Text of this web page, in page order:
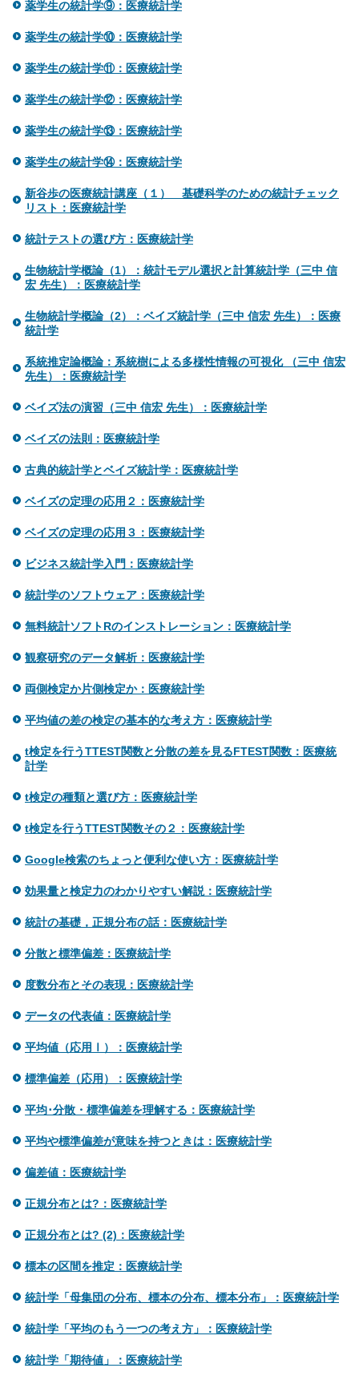
薬学生の統計学⑨：医療統計学
薬学生の統計学⑩：医療統計学
薬学生の統計学⑪：医療統計学
薬学生の統計学⑫：医療統計学
薬学生の統計学⑬：医療統計学
薬学生の統計学⑭：医療統計学
新谷歩の医療統計講座（１） 基礎科学のための統計チェック
リスト：医療統計学
統計テストの選び方：医療統計学
生物統計学概論（1）：統計モデル選択と計算統計学（三中 信
宏 先生）：医療統計学
生物統計学概論（2）：ベイズ統計学（三中 信宏 先生）：医療
統計学
系統推定論概論：系統樹による多様性情報の可視化 （三中 信宏
先生）：医療統計学
ベイズ法の演習（三中 信宏 先生）：医療統計学
ベイズの法則：医療統計学
古典的統計学とベイズ統計学：医療統計学
ベイズの定理の応用２：医療統計学
ベイズの定理の応用３：医療統計学
ビジネス統計学入門：医療統計学
統計学のソフトウェア：医療統計学
無料統計ソフトRのインストレーション：医療統計学
観察研究のデータ解析：医療統計学
両側検定か片側検定か：医療統計学
平均値の差の検定の基本的な考え方：医療統計学
t検定を行うTTEST関数と分散の差を見るFTEST関数：医療統
計学
t検定の種類と選び方：医療統計学
t検定を行うTTEST関数その２：医療統計学
Google検索のちょっと便利な使い方：医療統計学
効果量と検定力のわかりやすい解説：医療統計学
統計の基礎，正規分布の話：医療統計学
分散と標準偏差：医療統計学
度数分布とその表現：医療統計学
データの代表値：医療統計学
平均値（応用Ⅰ）：医療統計学
標準偏差（応用）：医療統計学
平均･分散・標準偏差を理解する：医療統計学
平均や標準偏差が意味を持つときは：医療統計学
偏差値：医療統計学
正規分布とは?：医療統計学
正規分布とは? (2)：医療統計学
標本の区間を推定：医療統計学
統計学「母集団の分布、標本の分布、標本分布」：医療統計学
統計学「平均のもう一つの考え方」：医療統計学
統計学「期待値」：医療統計学